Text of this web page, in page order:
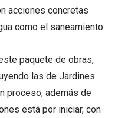
acciones concretas
como el saneamiento.
paquete de obras,
las de Jardines
proceso, además de
está por iniciar, con